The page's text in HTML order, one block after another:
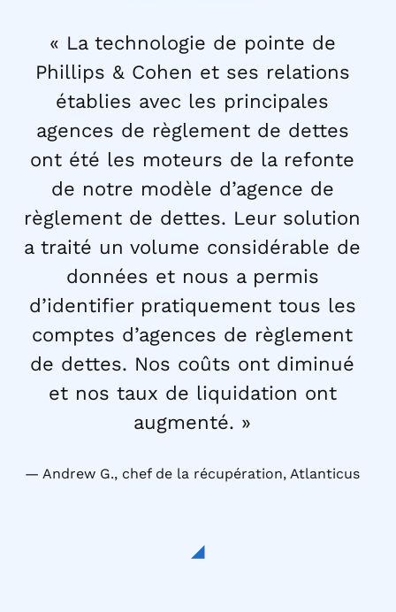
« La technologie de pointe de
Phillips & Cohen et ses relations
établies avec les principales
agences de règlement de dettes
ont été les moteurs de la refonte
de notre modèle d’agence de
règlement de dettes. Leur solution
a traité un volume considérable de
données et nous a permis
d’identifier pratiquement tous les
comptes d’agences de règlement
de dettes. Nos coûts ont diminué
et nos taux de liquidation ont
augmenté. »
Andrew G., chef de la récupération, Atlanticus